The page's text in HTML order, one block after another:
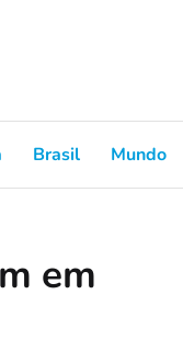
Brasil Mundo
em